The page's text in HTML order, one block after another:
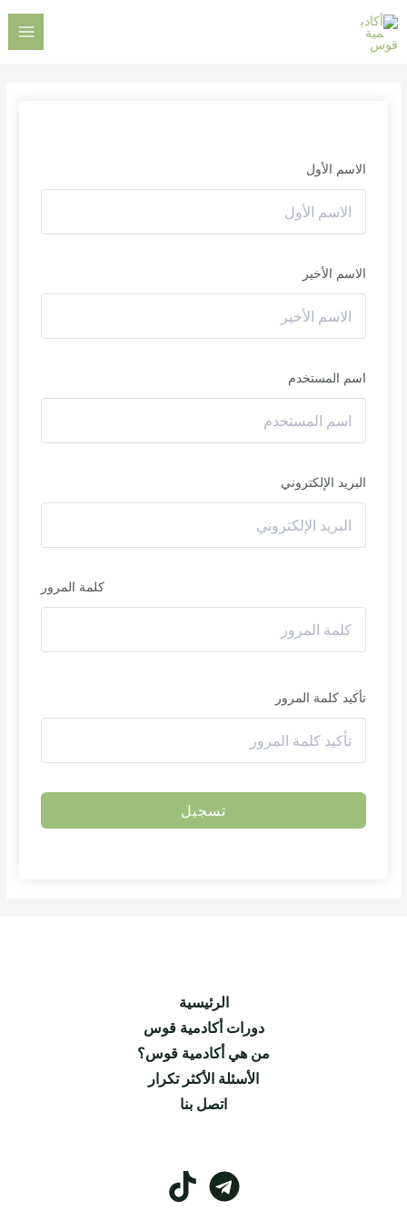
تخطي
إلى
المحتوى
الاسم الأول
الاسم الأخير
اسم المستخدم
البريد الإلكتروني
كلمة المرور
تأكيد كلمة المرور
تسجيل
الرئيسية
دورات أكادمية قوس
من هي أكادمية قوس؟
الأسئلة الأكثر تكرار
اتصل بنا